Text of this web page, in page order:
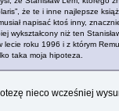
że ‎te i inne najlepsze
napisać ktoś inny,
wykształcony niż ten
lecie roku 1996 i z którym
taka moja hipoteza.
nieco wcześniej